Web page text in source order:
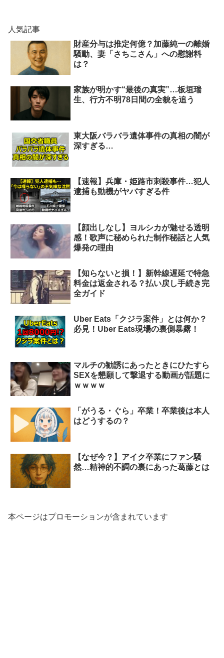
人気記事
財産分与は推定何億？加藤純一の離婚
騒動、妻「さちこさん」への慰謝料
は？
家族が明かす“最後の真実”…板垣瑞
生、行方不明78日間の全貌を追う
東大阪バラバラ遺体事件の真相の闇が
深すぎる…
【速報】兵庫・姫路市刺殺事件…犯人
逮捕も動機がヤバすぎる件
【顔出しなし】ヨルシカが魅せる透明
感！歌声に秘められた制作秘話と人気
爆発の理由
【知らないと損！】新幹線遅延で特急
料金は返金される？払い戻し手続き完
全ガイド
Uber Eats「クジラ案件」とは何か？
必見！Uber Eats現場の裏側暴露！
マルチの勧誘にあったときにひたすら
SEXを懇願して撃退する動画が話題に
ｗｗｗｗ
「がうる・ぐら」卒業！卒業後は本人
はどうするの？
【なぜ今？】アイク卒業にファン騒
然…精神的不調の裏にあった葛藤とは
本ページはプロモーションが含まれています